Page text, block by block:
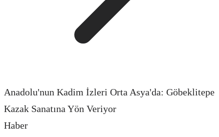
Anadolu'nun Kadim İzleri Orta Asya'da: Göbeklitepe
Kazak Sanatına Yön Veriyor
Haber